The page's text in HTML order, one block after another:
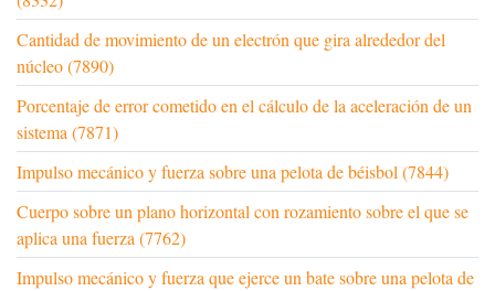
Cantidad de movimiento de un electrón que gira alrededor del
núcleo (7890)
Porcentaje de error cometido en el cálculo de la aceleración de un
sistema (7871)
Impulso mecánico y fuerza sobre una pelota de béisbol (7844)
Cuerpo sobre un plano horizontal con rozamiento sobre el que se
aplica una fuerza (7762)
Impulso mecánico y fuerza que ejerce un bate sobre una pelota de